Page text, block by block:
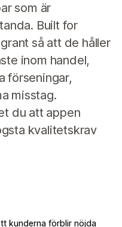
som är
Built for
så att de håller
inom handel,
förseningar,
misstag.
du att appen
kvalitetskrav
kunderna förblir nöjda